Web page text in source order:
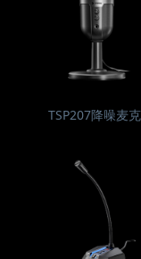
TSP207降噪麦